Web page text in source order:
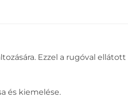
Ezzel a rugóval ellátott
és kiemelése.